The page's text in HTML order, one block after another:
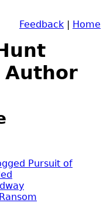
Feedback | Home
Author
Pursuit of